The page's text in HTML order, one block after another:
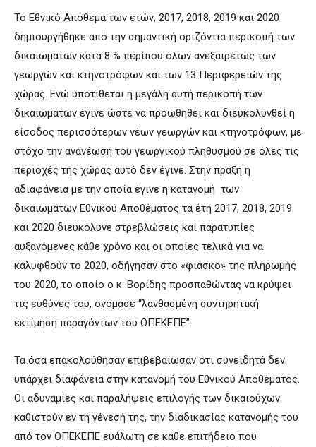
Το Εθνικό Απόθεμα των ετών, 2017, 2018, 2019 και 2020
δημιουργήθηκε από την σημαντική οριζόντια περικοπή των
δικαιωμάτων κατά 8 % περίπου όλων ανεξαιρέτως των
γεωργών και κτηνοτρόφων και των 13 Περιφερειών της
χώρας. Ενώ υποτίθεται η μεγάλη αυτή περικοπή των
δικαιωμάτων έγινε ώστε να προωθηθεί και διευκολυνθεί η
είσοδος περισσότερων νέων γεωργών και κτηνοτρόφων, με
στόχο την ανανέωση του γεωργικού πληθυσμού σε όλες τις
περιοχές της χώρας αυτό δεν έγινε. Στην πράξη η
αδιαφάνεια με την οποία έγινε η κατανομή των
δικαιωμάτων Εθνικού Αποθέματος τα έτη 2017, 2018, 2019
και 2020 διευκόλυνε στρεβλώσεις και παρατυπίες
αυξανόμενες κάθε χρόνο και οι οποίες τελικά για να
καλυφθούν το 2020, οδήγησαν στο «φιάσκο» της πληρωμής
του 2020, το οποίο ο κ. Βορίδης προσπαθώντας να κρύψει
τις ευθύνες του, ονόμασε “λανθασμένη συντηρητική
εκτίμηση παραγόντων του ΟΠΕΚΕΠΕ”.
Τα όσα επακολούθησαν επιβεβαίωσαν ότι συνειδητά δεν
υπάρχει διαφάνεια στην κατανομή του Εθνικού Αποθέματος.
Οι αδυναμίες και παραλήψεις επιλογής των δικαιούχων
καθιστούν εν τη γένεσή της, την διαδικασίας κατανομής του
από τον ΟΠΕΚΕΠΕ ευάλωτη σε κάθε επιτήδειο που